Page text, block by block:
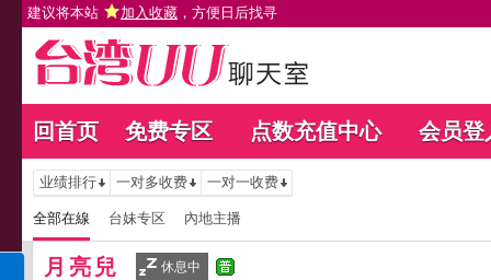
建议将本站 加入收藏 ，方便日后找寻
回首页 免费专区 点数充值中心 会员登
业绩排行 一对多收费 一对一收费
全部在線 台妹专区 內地主播
月亮兒 休息中